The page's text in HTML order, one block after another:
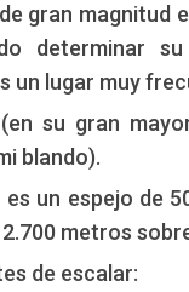
gran magnitud
determinar
un lugar muy
su gran
blando).
un espejo de
metros
de escalar: